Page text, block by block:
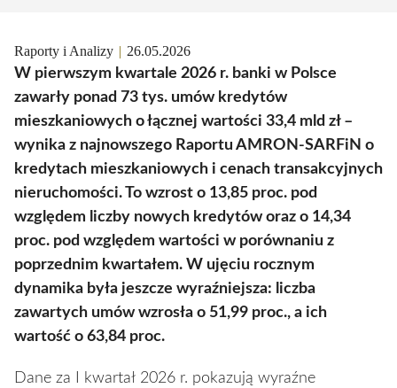
Raporty i Analizy 26.05.2026
W pierwszym kwartale 2026 r. banki w Polsce
zawarły ponad 73 tys. umów kredytów
mieszkaniowych o łącznej wartości 33,4 mld zł –
wynika z najnowszego Raportu AMRON-SARFiN o
kredytach mieszkaniowych i cenach transakcyjnych
nieruchomości. To wzrost o 13,85 proc. pod
względem liczby nowych kredytów oraz o 14,34
proc. pod względem wartości w porównaniu z
poprzednim kwartałem. W ujęciu rocznym
dynamika była jeszcze wyraźniejsza: liczba
zawartych umów wzrosła o 51,99 proc., a ich
wartość o 63,84 proc.
Dane za I kwartał 2026 r. pokazują wyraźne